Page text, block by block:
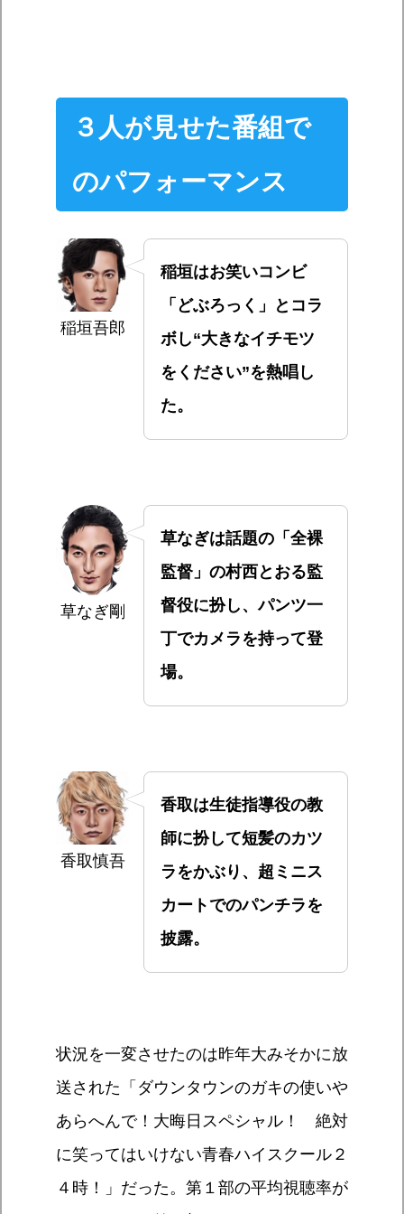
３人が見せた番組で
のパフォーマンス
稲垣吾郎
稲垣はお笑いコンビ
「どぶろっく」とコラ
ボし“大きなイチモツ
をください”を熱唱し
た。
草なぎ剛
草なぎは話題の「全裸
監督」の村西とおる監
督役に扮し、パンツ一
丁でカメラを持って登
場。
香取慎吾
香取は生徒指導役の教
師に扮して短髪のカツ
ラをかぶり、超ミニス
カートでのパンチラを
披露。
状況を一変させたのは昨年大みそかに放
送された「ダウンタウンのガキの使いや
あらへんで！大晦日スペシャル！ 絶対
に笑ってはいけない青春ハイスクール２
４時！」だった。第１部の平均視聴率が